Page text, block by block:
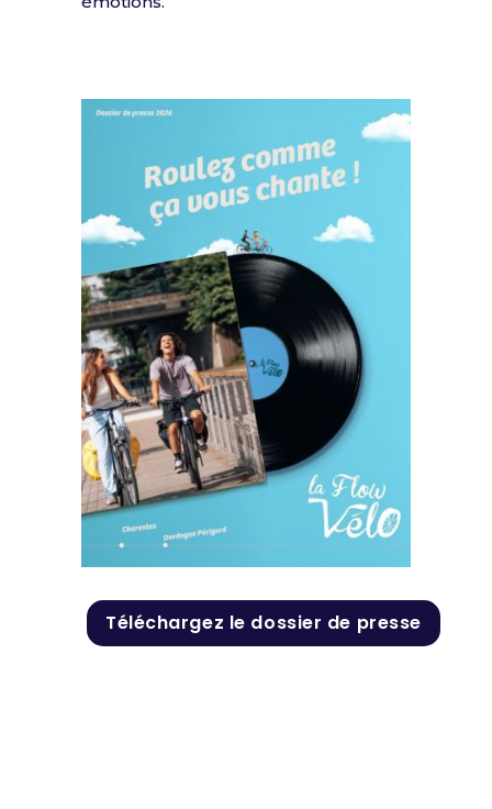
Téléchargez le dossier de presse